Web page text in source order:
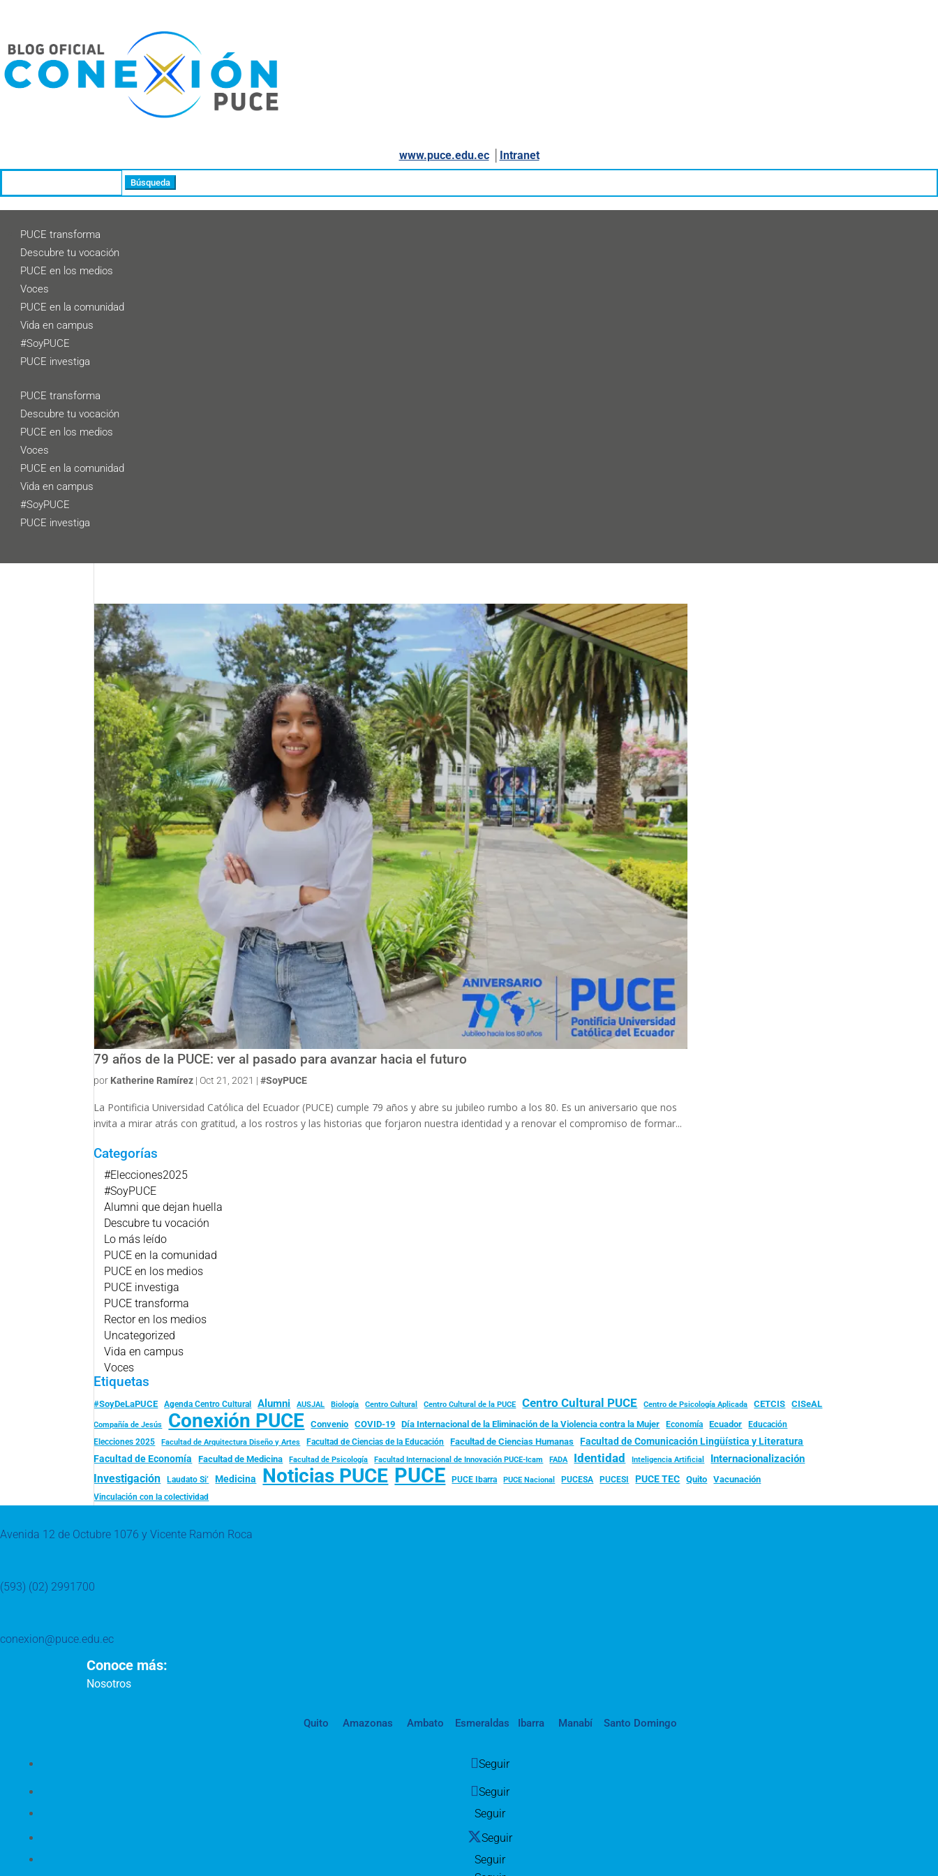
www.puce.edu.ec│ Intranet
PUCE transforma
Descubre tu vocación
PUCE en los medios
Voces
PUCE en la comunidad
Vida en campus
#SoyPUCE
PUCE investiga
PUCE transforma
Descubre tu vocación
PUCE en los medios
Voces
PUCE en la comunidad
Vida en campus
#SoyPUCE
PUCE investiga
79 años de la PUCE: ver al pasado para avanzar hacia el futuro
por Katherine Ramírez | Oct 21, 2021 |#SoyPUCE
La Pontificia Universidad Católica del Ecuador (PUCE) cumple 79 años y abre su jubileo rumbo a los 80. Es un aniversario que nos
invita a mirar atrás con gratitud, a los rostros y las historias que forjaron nuestra identidad y a renovar el compromiso de formar...
Categorías
#Elecciones2025
#SoyPUCE
Alumni que dejan huella
Descubre tu vocación
Lo más leído
PUCE en la comunidad
PUCE en los medios
PUCE investiga
PUCE transforma
Rector en los medios
Uncategorized
Vida en campus
Voces
Etiquetas
#SoyDeLaPUCE Agenda Centro Cultural Alumni AUSJAL Biología Centro Cultural Centro Cultural de la PUCE Centro Cultural PUCE Centro de Psicología Aplicada CETCIS CISeAL
Compañía de Jesús Conexión PUCE Convenio COVID-19 Día Internacional de la Eliminación de la Violencia contra la Mujer Economía Ecuador
Educación
Elecciones 2025
Facultad de Arquitectura Diseño y Artes Facultad de Ciencias de la Educación Facultad de Ciencias Humanas Facultad de Comunicación Lingüística y Literatura
Facultad de Economía Facultad de Medicina Facultad de Psicología Facultad Internacional de Innovación PUCE-Icam FADA Identidad Inteligencia Artificial Internacionalización
Investigación Laudato Si’ Medicina Noticias PUCE PUCE PUCE Ibarra PUCE Nacional PUCESA PUCESI PUCE TEC Quito Vacunación
Vinculación con la colectividad
Avenida 12 de Octubre 1076 y Vicente Ramón Roca
(593) (02) 2991700
conexion@puce.edu.ec
Conoce más:
Nosotros
Quito Amazonas Ambato Esmeraldas Ibarra Manabí Santo Domingo
Seguir
Seguir
Seguir
Seguir
Seguir